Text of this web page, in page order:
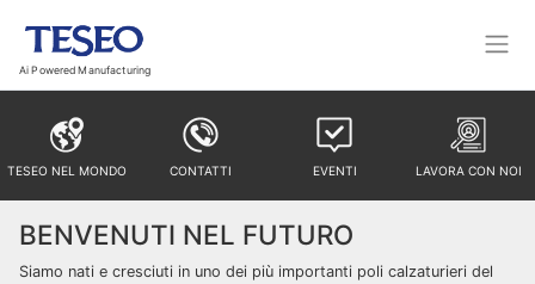
Ai Powered Manufacturing
BENVENUTI NEL FUTURO
Siamo nati e cresciuti in uno dei più importanti poli calzaturieri del
TESEO NEL MONDO CONTATTI EVENTI LAVORA CON NOI